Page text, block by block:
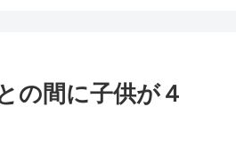
の間に子供が４